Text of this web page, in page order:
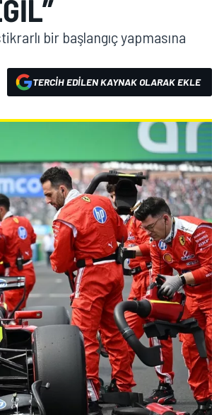
bir başlangıç yapmasına
TERCIH EDILEN KAYNAK OLARAK EKLE